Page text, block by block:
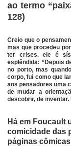
ao termo
128)
Creio que o
mas que procedeu
ter crises, ele é
esplêndida: “Depois
no porto, mas
corpo, fui como que
aos pensadores uma
de mudar a
descobrir, de inventar.
Há em Foucault
comicidade das
páginas